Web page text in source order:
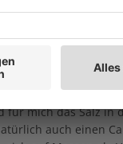
auch wir als
weiter. Ich bin
die ich
können Sie diese
mich das Salz in
auch einen